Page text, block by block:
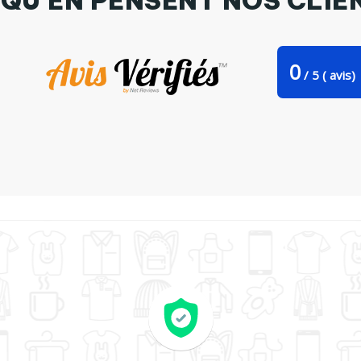
0 / 5 ( avis)